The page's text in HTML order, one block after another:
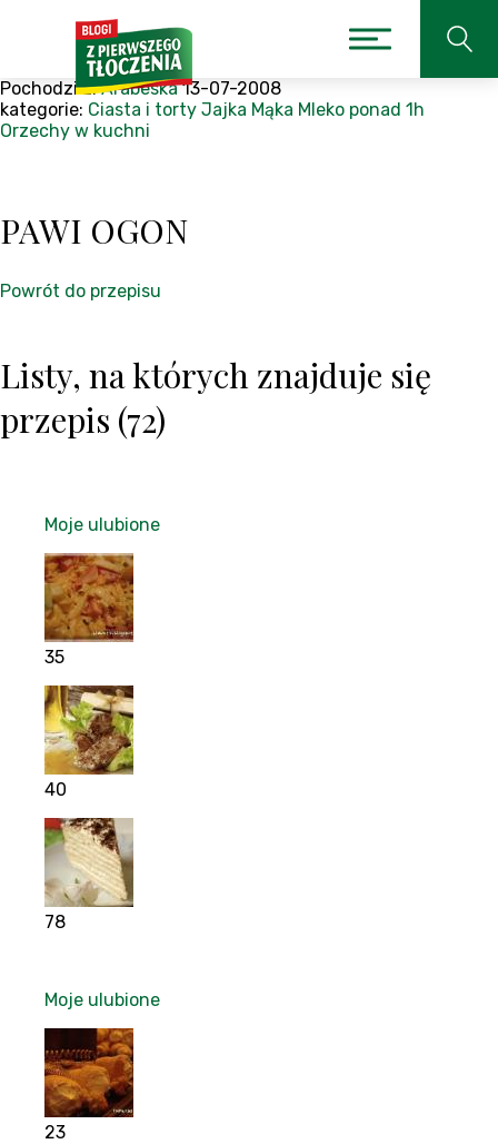
Pochodzi z:Arabeska 13-07-2008
kategorie: Ciasta i torty Jajka Mąka Mleko ponad 1h
Orzechy w kuchni
PAWI OGON
Powrót do przepisu
Listy, na których znajduje się
przepis (72)
Moje ulubione
35
40
78
Moje ulubione
23